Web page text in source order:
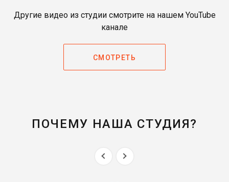
Другие видео из студии смотрите на нашем YouTube
канале
СМОТРЕТЬ
ПОЧЕМУ НАША СТУДИЯ?